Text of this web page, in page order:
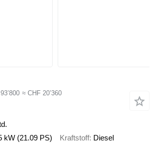
≈ CHF 20’360
kW (21.09 PS) Kraftstoff Diesel